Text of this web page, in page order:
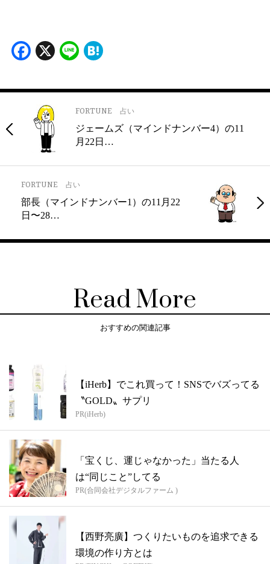
Facebook
X Line
FORTUNE 占い
ジェームズ（マインドナンバー4）の11
月22日…
FORTUNE 占い
部長（マインドナンバー1）の11月22
日〜28…
Read More
おすすめの関連記事
【iHerb】でこれ買って！SNSでバズってる
〝GOLD〟サプリ
PR(iHerb)
「宝くじ、運じゃなかった」当たる人
は“同じこと”してる
PR(合同会社デジタルファーム )
【西野亮廣】つくりたいものを追求できる
環境の作り方とは